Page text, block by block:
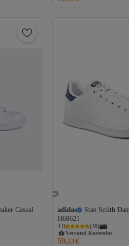
Casual
adidas
Stan Smith
H68621
4.8 (38)
Versand Kostenlos
Gratis Versand
59,53€